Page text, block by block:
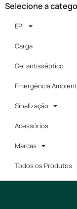
Selecione a
EPI
Carga
Gel antisséptico
Emergência
Sinalização
Acessórios
Marcas
Todos os Produtos